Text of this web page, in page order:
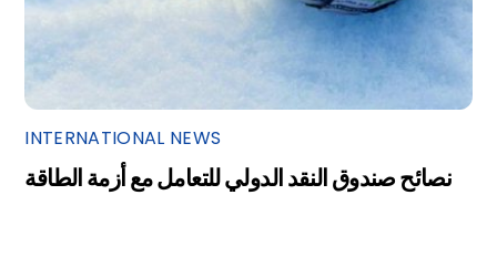
INTERNATIONAL NEWS
نصائح صندوق النقد الدولي للتعامل مع أزمة الطاقة